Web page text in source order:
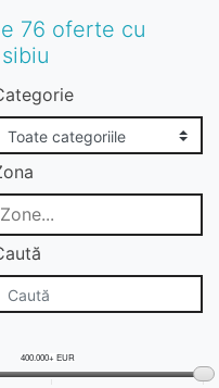
76 oferte cu
400.000+ EUR